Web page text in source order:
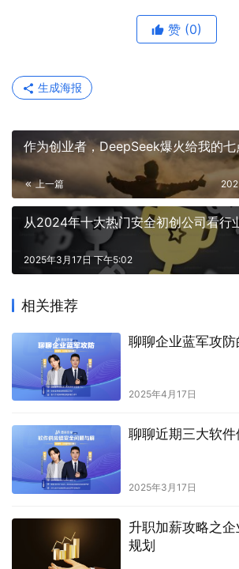
赞 (0)
生成海报
作为创业者，DeepSeek爆火给我的七
上一篇
从2024年十大热门安全初创公司看行
2025年3月17日 下午5:02
相关推荐
聊聊企业蓝军攻
2025年4月17日
聊聊近期三大软
2025年3月17日
升职加薪攻略之
规划